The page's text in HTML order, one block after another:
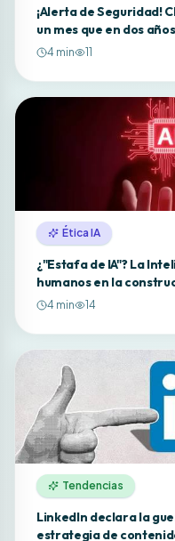
¡Alerta de Seguridad!
un mes que en dos
4 min 11
Ética IA
¿"Estafa de IA"? La
humanos en la
4 min 14
Tendencias
LinkedIn declara la
estrategia de